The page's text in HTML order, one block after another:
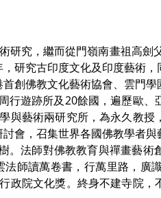
究，繼而從門嶺南畫祖高
研究古印度文化及印度藝術
創佛教文化藝術協會、雲門
遊跡所及20餘國，遍歷歐
藝術兩研究所，為永久教
會，召集世界各國佛教學者
法師對佛教教育與禪畫藝術
師讀萬卷書，行萬里路，廣
院文化獎。終身不建寺院